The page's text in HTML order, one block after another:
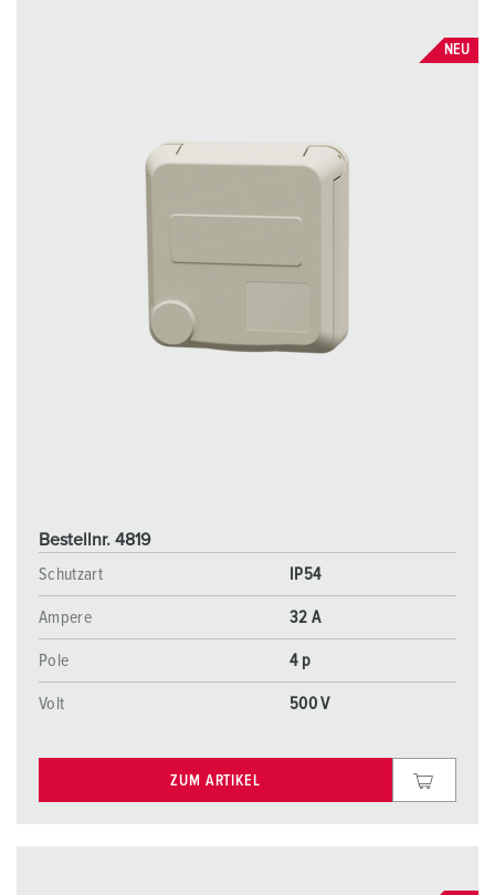
NEU
Bestellnr. 4819
Schutzart
IP54
Ampere 32 A
Pole 4 p
Volt 500 V
ZUM ARTIKEL